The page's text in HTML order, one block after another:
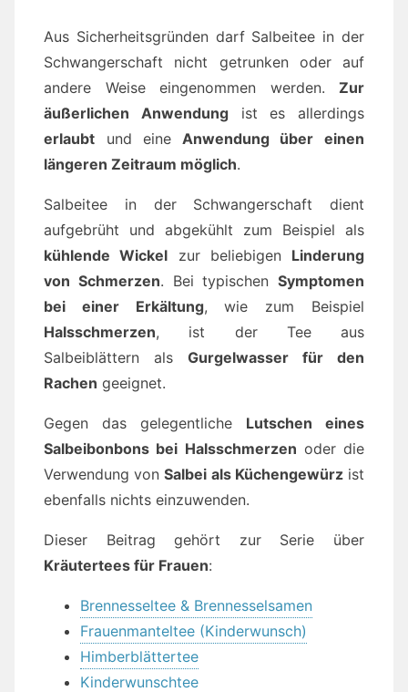
Aus Sicherheitsgründen darf Salbeitee in der
Schwangerschaft nicht getrunken oder auf
andere Weise eingenommen werden. Zur
äußerlichen Anwendungist es allerdings
erlaubt und eine Anwendung über einen
längeren Zeitraum möglich.
Salbeitee in der Schwangerschaft dient
aufgebrüht und abgekühlt zum Beispiel als
kühlende Wickel zur beliebigen Linderung
von Schmerzen. Bei typischen Symptomen
bei einer Erkältung, wie zum Beispiel
Halsschmerzen, ist der Tee aus
Salbeiblättern als Gurgelwasser
für den
Rachen geeignet.
Gegen das gelegentliche Lutschen eines
Salbeibonbons bei Halsschmerzen oder die
Verwendung vonSalbei als Küchengewürzist
ebenfalls nichts einzuwenden.
Dieser Beitrag gehört zur Serie über
Kräutertees für Frauen:
Brennesseltee & Brennesselsamen
Frauenmanteltee (Kinderwunsch)
Himberblättertee
Kinderwunschtee